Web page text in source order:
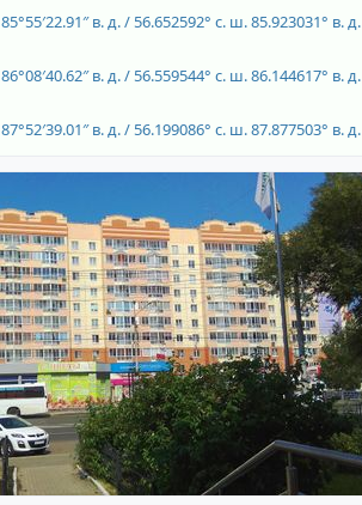
85°55′22.91″ в. д./ 56.652592° с. ш.85.923031° в. д.
86°08′40.62″ в. д./ 56.559544° с. ш.86.144617° в. д.
87°52′39.01″ в. д./ 56.199086° с. ш.87.877503° в. д.